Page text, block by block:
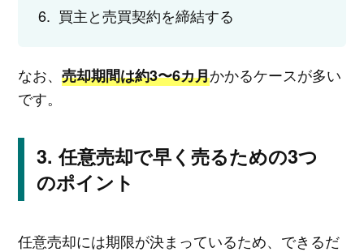
買主と売買契約を締結する
なお、 売却期間は約3〜6カ月かかるケースが多い
です。
任意売却で早く売るための3つ
のポイント
任意売却には期限が決まっているため、できるだ